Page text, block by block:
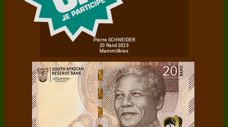
Pierre SCHNEIDER
20 Rand 2023
Mammifères